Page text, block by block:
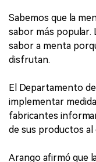
Sabemos que la
sabor más popular.
sabor a menta
disfrutan.
El Departamento
implementar
fabricantes
de sus productos
Arango afirmó que